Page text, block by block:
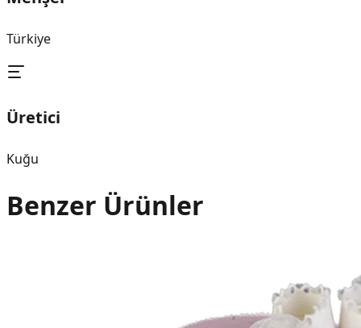
Türkiye
Üretici
Kuğu
Benzer Ürünler